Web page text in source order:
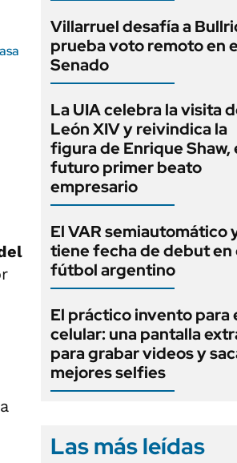
Villarruel desafía a
prueba voto remoto en
Senado
La UIA celebra la visita
León XIV y reivindica la
figura de Enrique Shaw,
futuro primer beato
empresario
El VAR semiautomático
tiene fecha de debut en
fútbol argentino
El práctico invento para
celular: una pantalla
para grabar videos y
mejores selfies
Las más leídas